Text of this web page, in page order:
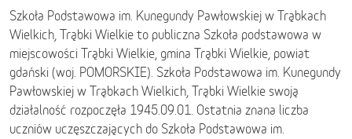
Szkoła Podstawowa im. Kunegundy Pawłowskiej w Trąbkach
Wielkich, Trąbki Wielkie to publiczna Szkoła podstawowa w
miejscowości Trąbki Wielkie, gmina Trąbki Wielkie, powiat
gdański (woj. POMORSKIE). Szkoła Podstawowa im. Kunegundy
Pawłowskiej w Trąbkach Wielkich, Trąbki Wielkie swoją
działalność rozpoczęła 1945.09.01. Ostatnia znana liczba
uczniów uczęszczających do Szkoła Podstawowa im.